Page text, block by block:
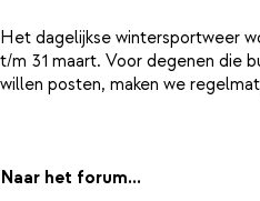
Het dagelijkse wintersportweer
t/m 31 maart. Voor degenen die
willen posten, maken we
Naar het forum...